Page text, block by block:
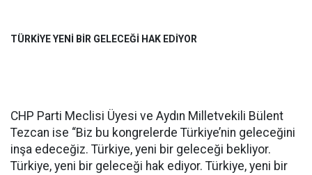
TÜRKİYE YENİ BİR GELECEĞİ HAK EDİYOR
CHP Parti Meclisi Üyesi ve Aydın Milletvekili Bülent
Tezcan ise “Biz bu kongrelerde Türkiye’nin geleceğini
inşa edeceğiz. Türkiye, yeni bir geleceği bekliyor.
Türkiye, yeni bir geleceği hak ediyor. Türkiye, yeni bir